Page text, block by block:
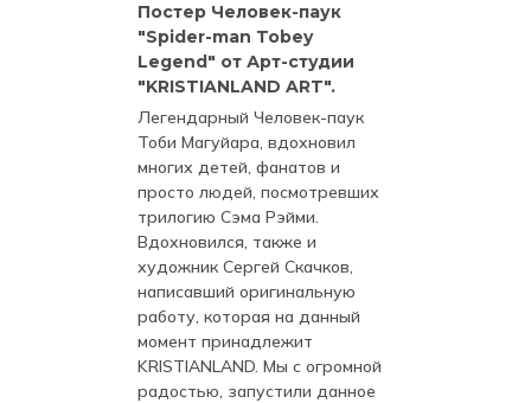
"Spider-
man
Tobey
Legend"
By
KRISTIANLAND
ART
(Exclusive)
Постер Человек-паук
"Spider-man Tobey
Legend" от Арт-студии
"KRISTIANLAND ART".
Легендарный Человек-паук
Тоби Магуйара, вдохновил
многих детей, фанатов и
просто людей, посмотревших
трилогию Сэма Рэйми.
Вдохновился, также и
художник Сергей Скачков,
написавший оригинальную
работу, которая на данный
момент принадлежит
KRISTIANLAND. Мы с огромной
радостью, запустили данное